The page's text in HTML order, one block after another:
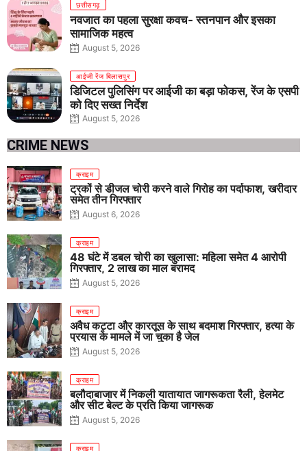
छत्तीसगढ़
नवजात का पहला सुरक्षा कवच- स्तनपान और इसका
सामाजिक महत्व
August 5, 2026
आईजी रेंज बिलासपुर
डिजिटल पुलिसिंग पर आईजी का बड़ा फोकस, रेंज के एसपी
को दिए सख्त निर्देश
August 5, 2026
CRIME NEWS
क्राइम
ट्रकों से डीजल चोरी करने वाले गिरोह का पर्दाफाश, खरीदार
समेत तीन गिरफ्तार
August 6, 2026
क्राइम
48 घंटे में डबल चोरी का खुलासा: महिला समेत 4 आरोपी
गिरफ्तार, 2 लाख का माल बरामद
August 5, 2026
क्राइम
अवैध कट्टा और कारतूस के साथ बदमाश गिरफ्तार, हत्या के
प्रयास के मामले में जा चुका है जेल
August 5, 2026
क्राइम
बलौदाबाजार में निकली यातायात जागरूकता रैली, हेलमेट
और सीट बेल्ट के प्रति किया जागरूक
August 5, 2026
क्राइम